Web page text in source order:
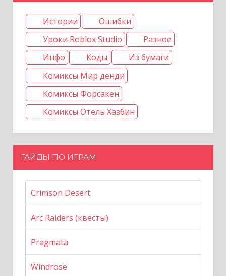
Истории
Ошибки
Уроки Roblox Studio
Разное
Инфо
Коды
Из бумаги
Комиксы Мир денди
Комиксы Форсакен
Комиксы Отель Хазбин
ГАЙДЫ ПО ИГРАМ
Crimson Desert
Arc Raiders (квесты)
Pragmata
Windrose